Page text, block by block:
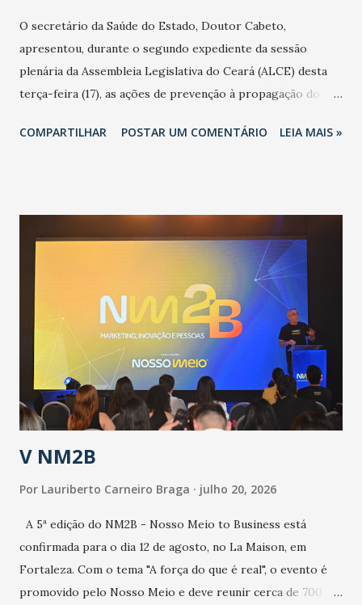
O secretário da Saúde do Estado, Doutor Cabeto,
apresentou, durante o segundo expediente da sessão
plenária da Assembleia Legislativa do Ceará (ALCE) desta
terça-feira (17), as ações de prevenção à propagação do
adotadas pelo Governo do Estado na contenção da
população suspeita e de cuidados com os ambientes
públicos e domiciliares. “Nós não estamos vivendo uma
epidemia comum, como temos em todos os anos, com
aumento de casos de dengue, influenza ou H1N1. Trata-se
de uma epidemia com um vírus diferente, com um poder de
contaminação maior que outros coronavírus”, apontou o
secretário. Segundo ele, é uma epidemia com chance de
contaminação alta, podendo gerar um grande risco à
população e ao sistema de saúde. “Precisamos saber fazer a
estratificação do risco da doença, para não so...
COMPARTILHAR POSTAR UM COMENTÁRIO LEIA MAIS »
V NM2B
Por Lauriberto Carneiro Braga julho 20, 2026
A 5ª edição do NM2B - Nosso Meio to Business está
confirmada para o dia 12 de agosto, no La Maison, em
Fortaleza. Com o tema "A força do que é real", o evento é
promovido pelo Nosso Meio e deve reunir cerca de 700